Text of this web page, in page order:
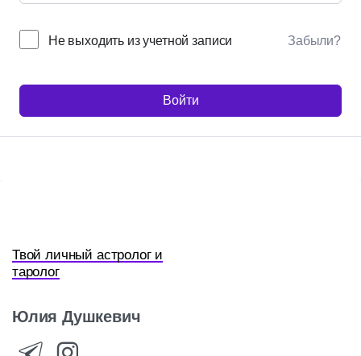
Не выходить из учетной записи Забыли?
Войти
Твой личный астролог и
таролог
Юлия Душкевич